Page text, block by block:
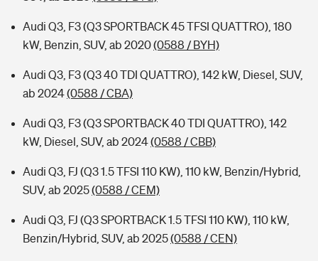
Audi Q3, F3 (Q3 SPORTBACK 45 TFSI QUATTRO), 180
kW, Benzin, SUV, ab 2020(0588 / BYH)
Audi Q3, F3 (Q3 40 TDI QUATTRO), 142 kW, Diesel, SUV,
ab 2024(0588 / CBA)
Audi Q3, F3 (Q3 SPORTBACK 40 TDI QUATTRO), 142
kW, Diesel, SUV, ab 2024(0588 / CBB)
Audi Q3, FJ (Q3 1.5 TFSI 110 KW), 110 kW, Benzin/Hybrid,
SUV, ab 2025(0588 / CEM)
Audi Q3, FJ (Q3 SPORTBACK 1.5 TFSI 110 KW), 110 kW,
Benzin/Hybrid, SUV, ab 2025(0588 / CEN)